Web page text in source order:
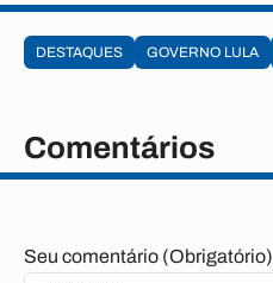
DESTAQUES GOVERNO LULA
Comentários
Seu comentário (Obrigatório)